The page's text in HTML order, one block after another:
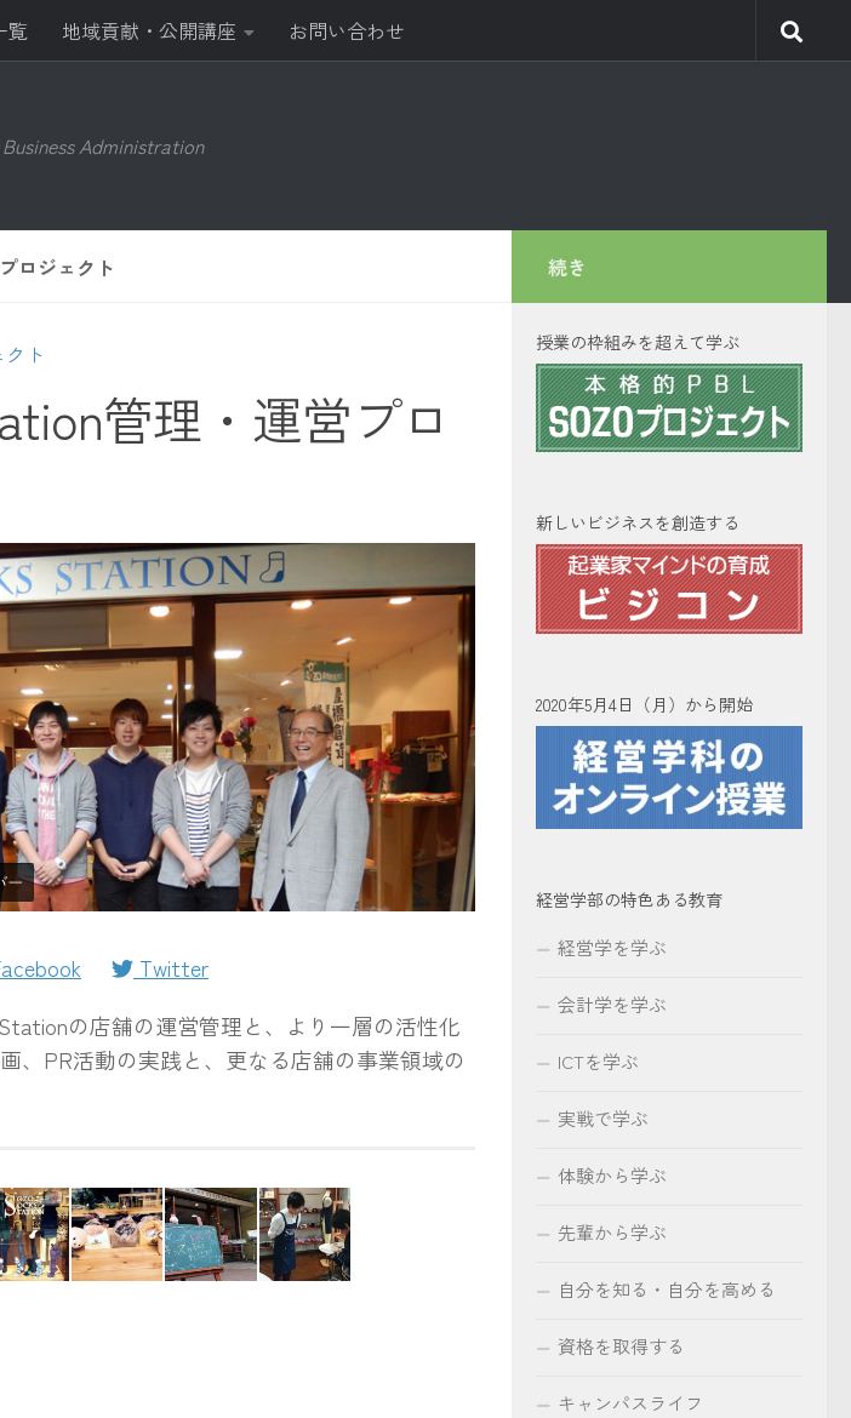
覧 地域貢献・公開講座 お問い合わせ
Administration
ロジェクト
ト
管理・運営プロ
ー
Twitter
の店舗の運営管理と、より一層の活性化
、PR活動の実践と、更なる店舗の事業領域の
続き
授業の枠組みを超えて学ぶ
新しいビジネスを創造する
2020年5月4日（月）から開始
経営学部の特色ある教育
経営学を学ぶ
会計学を学ぶ
ICTを学ぶ
実戦で学ぶ
体験から学ぶ
先輩から学ぶ
自分を知る・自分を高める
資格を取得する
キャンパスライフ